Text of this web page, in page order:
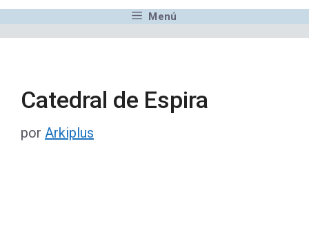
Menú
Catedral de Espira
por Arkiplus